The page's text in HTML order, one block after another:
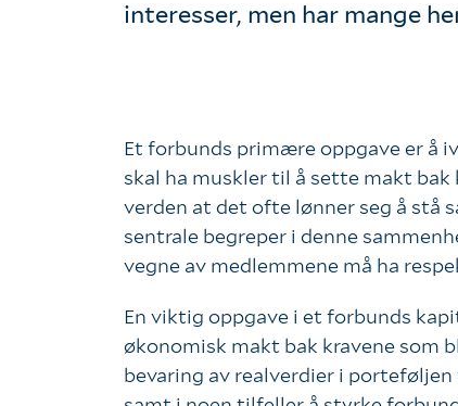
Vår kompetanse
interesser, men har mange
Et forbunds primære oppgave er å
skal ha muskler til å sette makt bak
verden at det ofte lønner seg å
sentrale begreper i denne
vegne av medlemmene må ha
En viktig oppgave i et forbunds
økonomisk makt bak kravene som
bevaring av realverdier i